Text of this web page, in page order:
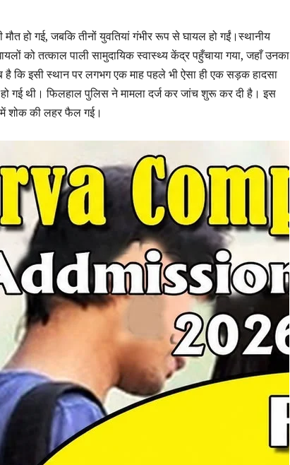
हो गई, जबकि तीनों युवतियां गंभीर रूप से घायल हो गईं।स्थानीय
को तत्काल पाली सामुदायिक स्वास्थ्य केंद्र पहुँचाया गया, जहाँ उनका
है कि इसी स्थान पर लगभग एक माह पहले भी ऐसा ही एक सड़क हादसा
गई थी। फिलहाल पुलिस ने मामला दर्ज कर जांच शुरू कर दी है। इस
में शोक की लहर फैल गई।